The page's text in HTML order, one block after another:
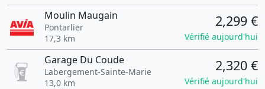
Moulin Maugain
Pontarlier
17,3 km
2,299 €
Vérifié aujourd'hui
Garage Du Coude
Labergement-Sainte-Marie
13,0 km
2,320 €
Vérifié aujourd'hui